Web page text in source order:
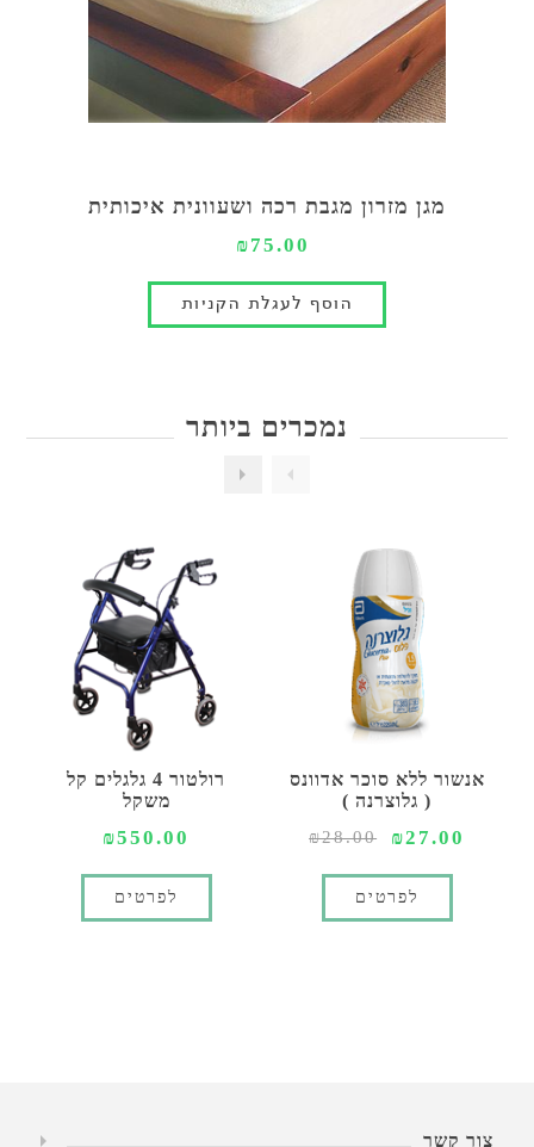
מגן מזרון מגבת רכה ושעוונית איכותית
₪75.00
נמכרים ביותר
אנשור ללא סוכר אדוונס
( גלוצרנה )
₪27.00
₪28.00
לפרטים
רולטור 4 גלגלים קל
משקל
₪550.00
לפרטים
צור קשר